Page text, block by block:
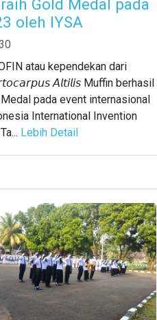
Gold Medal pada
oleh IYSA
atau kependekan dari
𝘈𝘭𝘵𝘪𝘭𝘪𝘴 Muffin berhasil
pada event internasional
International Invention
Lebih Detail